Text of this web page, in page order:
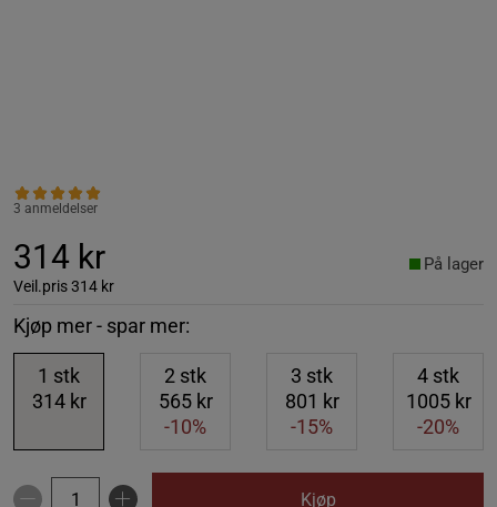
3 anmeldelser
314 kr
Veil.pris314 kr
På lager
Kjøp mer - spar mer:
1 stk
314 kr
2 stk
565 kr
-10%
3 stk
801 kr
-15%
4 stk
1005 kr
-20%
Kjøp